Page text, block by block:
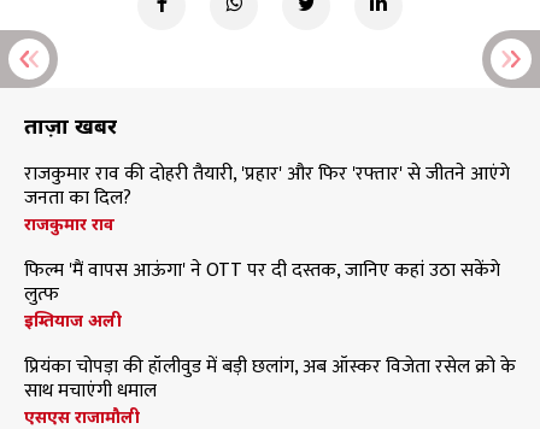
ताज़ा खबरें
राजकुमार राव की दोहरी तैयारी, 'प्रहार' और फिर 'रफ्तार' से जीतने आएंगे
जनता का दिल?
राजकुमार राव
फिल्म 'मैं वापस आऊंगा' ने OTT पर दी दस्तक, जानिए कहां उठा सकेंगे
लुत्फ
इम्तियाज अली
प्रियंका चोपड़ा की हॉलीवुड में बड़ी छलांग, अब ऑस्कर विजेता रसेल क्रो के
साथ मचाएंगी धमाल
एसएस राजामौली